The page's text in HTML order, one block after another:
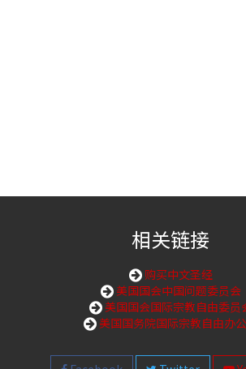
相关链接
购买中文圣经
美国国会中国问题委员会
美国国会国际宗教自由委员
美国国务院国际宗教自由办